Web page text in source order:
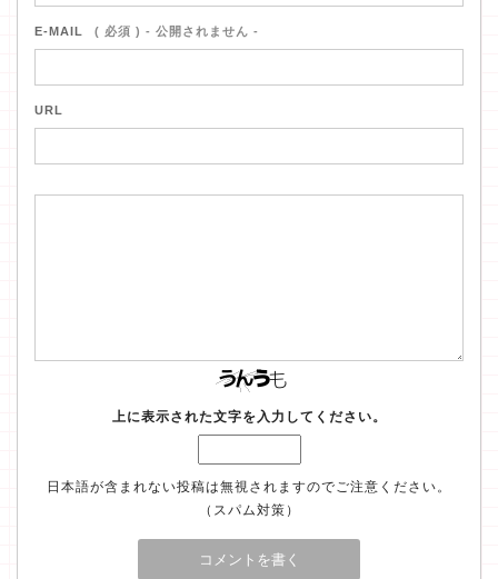
E-MAIL ( 必須 ) - 公開されません -
URL
上に表示された文字を入力してください。
日本語が含まれない投稿は無視されますのでご注意ください。
（スパム対策）